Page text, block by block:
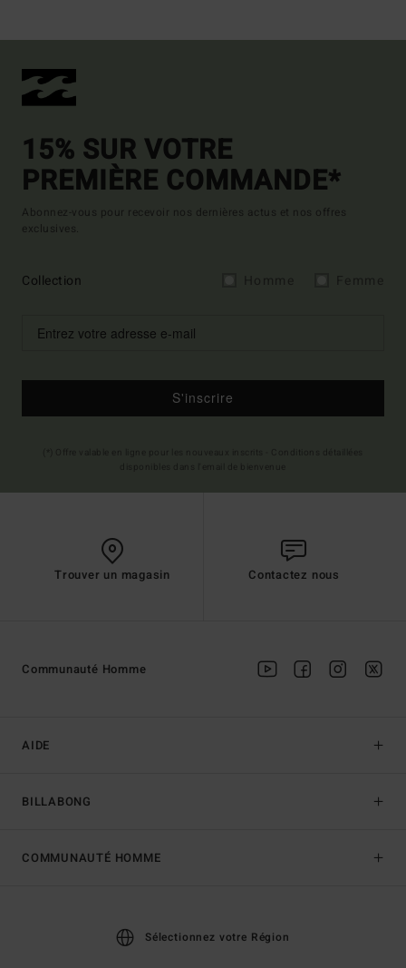
15% SUR VOTRE
PREMIÈRE COMMANDE*
Abonnez-vous pour recevoir nos dernières actus et nos offres
exclusives.
Collection
S'inscrire
Trouver un magasin Contactez nous
AIDE
BILLABONG
Communauté Homme
COMMUNAUTÉ HOMME
Sélectionnez votre Région